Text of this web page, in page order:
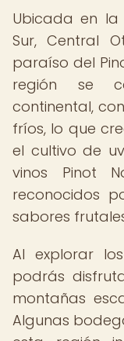
Ubicada en
Sur, Central
paraíso del
región se
continental,
fríos, lo que
el cultivo de
vinos Pinot
reconocidos
sabores
Al explorar
podrás
montañas
Algunas